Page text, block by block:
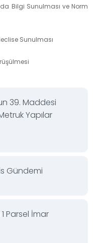
Bilgi Sunulması ve Norm
Sunulması
39. Maddesi
Yapılar
Gündemi
Parsel İmar